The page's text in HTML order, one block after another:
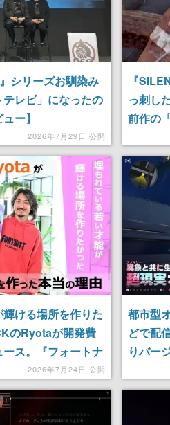
シリーズお馴染み
レビ」になったの
ー】
2026年7月29日 公開
『
っ刺し
前作の
照的
輝ける場所を作りた
のRyotaが開発費
ス。『フォートナ
2026年7月24日 公開
都市型
どで配
りバー
「真